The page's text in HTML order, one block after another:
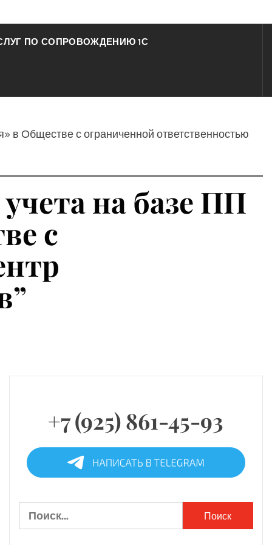
ПО СОПРОВОЖДЕНИЮ 1С
в Обществе с ограниченной ответственностью
на базе ПП
с
+7 (925) 861-45-93
Найти: